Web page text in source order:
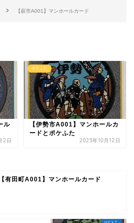
【萩市A001】マンホールカード
ル
2日
ポケふた
【伊勢市A001】マンホールカ
ードとポケふた
2023年10月12日
【有田町A001】マンホールカード